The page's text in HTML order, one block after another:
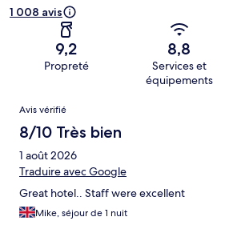
1 008 avis
9,2
Propreté
8,8
Services et
équipements
Avis
Avis vérifié
8/10 Très bien
1 août 2026
Traduire avec Google
Great hotel.. Staff were excellent
Mike, séjour de 1 nuit